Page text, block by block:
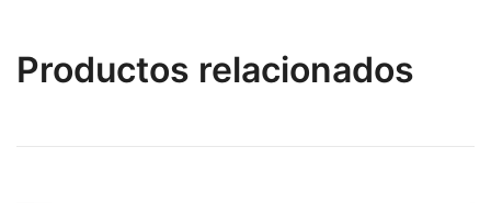
Productos relacionados